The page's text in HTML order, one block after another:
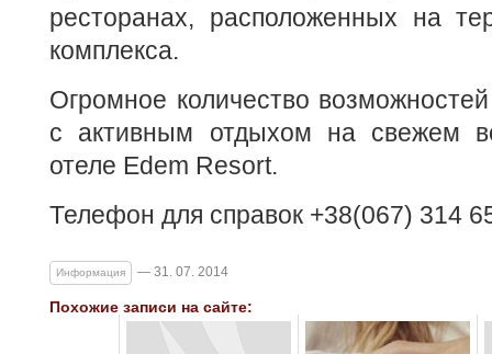
ресторанах, расположенных на
комплекса.
Огромное количество
с активным отдыхом на свежем
отеле Еdem Resort.
Телефон для справок +38(067) 314
Информация — 31. 07. 2014
Похожие записи на сайте: